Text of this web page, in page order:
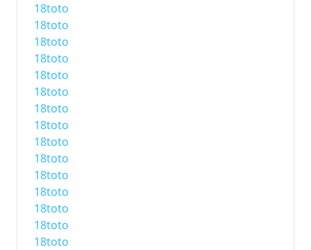
18toto
18toto
18toto
18toto
18toto
18toto
18toto
18toto
18toto
18toto
18toto
18toto
18toto
18toto
18toto